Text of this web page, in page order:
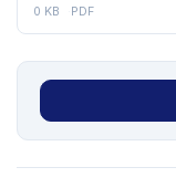
0 KB PDF